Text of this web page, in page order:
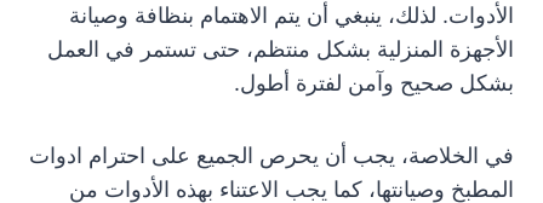
الأدوات. لذلك، ينبغي أن يتم الاهتمام بنظافة وصيانة
الأجهزة المنزلية بشكل منتظم، حتى تستمر في العمل
بشكل صحيح وآمن لفترة أطول.
في الخلاصة، يجب أن يحرص الجميع على احترام ادوات
المطبخ وصيانتها، كما يجب الاعتناء بهذه الأدوات من